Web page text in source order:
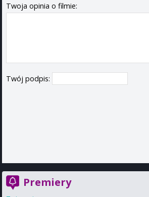
Twoja opinia o filmie:
Twój podpis:
Premiery